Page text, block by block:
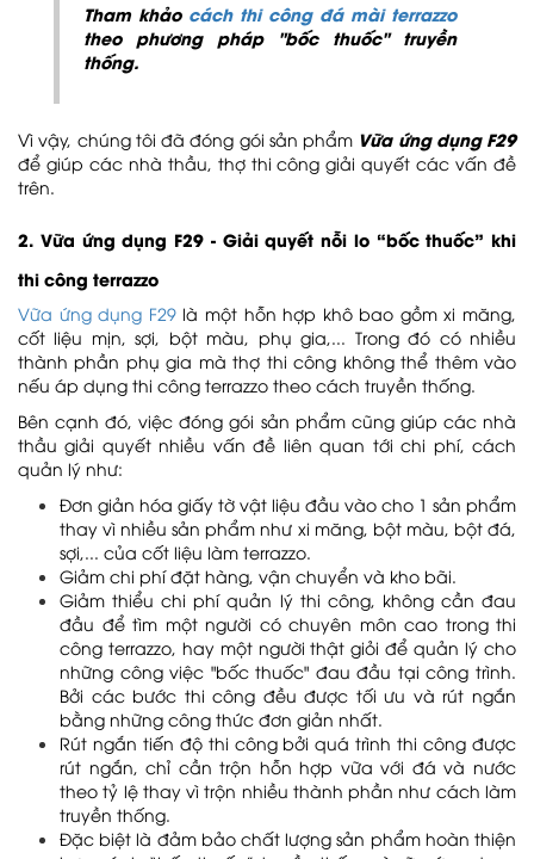
Tham khảo cách thi công đá mài terrazzo
theo phương pháp "bốc thuốc" truyền
thống.
Vì vậy, chúng tôi đã đóng gói sản phẩm Vữa ứng dụng F29
để giúp các nhà thầu, thợ thi công giải quyết các vấn đề
trên.
2. Vữa ứng dụng F29 - Giải quyết nỗi lo “bốc thuốc” khi
thi công terrazzo
Vữa ứng dụng F29là một hỗn hợp khô bao gồm xi măng,
cốt liệu mịn, sợi, bột màu, phụ gia,... Trong đó có nhiều
thành phần phụ gia mà thợ thi công không thể thêm vào
nếu áp dụng thi công terrazzo theo cách truyền thống.
Bên cạnh đó, việc đóng gói sản phẩm cũng giúp các nhà
thầu giải quyết nhiều vấn đề liên quan tới chi phí, cách
quản lý như:
Đơn giản hóa giấy tờ vật liệu đầu vào cho 1 sản phẩm
thay vì nhiều sản phẩm như xi măng, bột màu, bột đá,
sợi,... của cốt liệu làm terrazzo.
Giảm chi phí đặt hàng, vận chuyển và kho bãi.
Giảm thiểu chi phí quản lý thi công, không cần đau
đầu để tìm một người có chuyên môn cao trong thi
công terrazzo, hay một người thật giỏi để quản lý cho
những công việc "bốc thuốc" đau đầu tại công trình.
Bởi các bước thi công đều được tối ưu và rút ngắn
bằng những công thức đơn giản nhất.
Rút ngắn tiến độ thi công bởi quá trình thi công được
rút ngắn, chỉ cần trộn hỗn hợp vữa với đá và nước
theo tỷ lệ thay vì trộn nhiều thành phần như cách làm
truyền thống.
Đặc biệt là đảm bảo chất lượng sản phẩm hoàn thiện